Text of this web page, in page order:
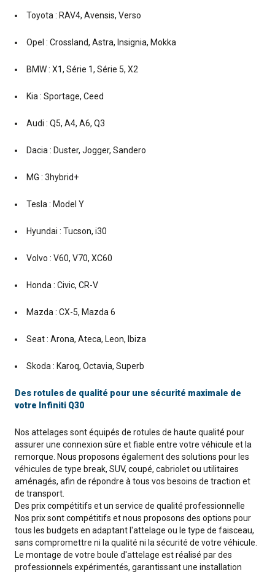
Toyota : RAV4, Avensis, Verso
Opel : Crossland, Astra, Insignia, Mokka
BMW : X1, Série 1, Série 5, X2
Kia : Sportage, Ceed
Audi : Q5, A4, A6, Q3
Dacia : Duster, Jogger, Sandero
MG : 3hybrid+
Tesla : Model Y
Hyundai : Tucson, i30
Volvo : V60, V70, XC60
Honda : Civic, CR-V
Mazda : CX-5, Mazda 6
Seat : Arona, Ateca, Leon, Ibiza
Skoda : Karoq, Octavia, Superb
Des rotules de qualité pour une sécurité maximale de
votre Infiniti Q30
Nos attelages sont équipés de rotules de haute qualité pour
assurer une connexion sûre et fiable entre votre véhicule et la
remorque. Nous proposons également des solutions pour les
véhicules de type break, SUV, coupé, cabriolet ou utilitaires
aménagés, afin de répondre à tous vos besoins de traction et
de transport.
Des prix compétitifs et un service de qualité professionnelle
Nos prix sont compétitifs et nous proposons des options pour
tous les budgets en adaptant l'attelage ou le type de faisceau,
sans compromettre ni la qualité ni la sécurité de votre véhicule.
Le montage de votre boule d'attelage est réalisé par des
professionnels expérimentés, garantissant une installation